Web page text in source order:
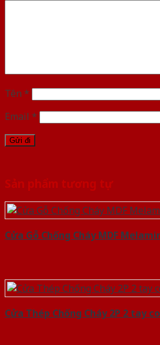
Tên *
Email *
Sản phẩm tương tự
Cửa Gỗ Chống Cháy MDF
Cửa Thép Chống Cháy 2P 2 tay